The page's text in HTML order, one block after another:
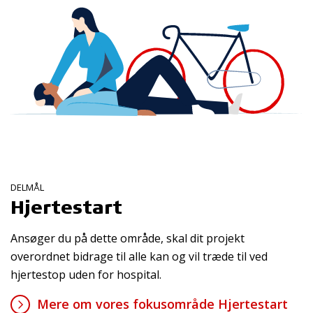
DELMÅL
Hjertestart
Ansøger du på dette område, skal dit projekt
overordnet bidrage til alle kan og vil træde til ved
hjertestop uden for hospital.
Mere om vores fokusområde Hjertestart